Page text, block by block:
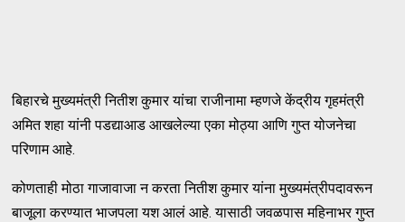
बिहारचे मुख्यमंत्री नितीश कुमार यांचा राजीनामा म्हणजे केंद्रीय गृहमंत्री
अमित शहा यांनी पडद्याआड आखलेल्या एका मोठ्या आणि गुप्त योजनेचा
परिणाम आहे.
कोणताही मोठा गाजावाजा न करता नितीश कुमार यांना मुख्यमंत्रीपदावरून
बाजूला करण्यात भाजपला यश आलं आहे. यासाठी जवळपास महिनाभर गुप्त